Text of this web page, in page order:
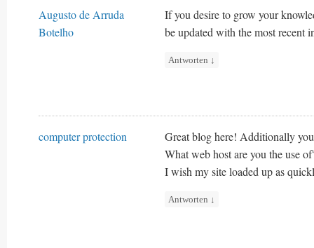
Augusto de Arruda
Botelho
If you desire to grow your
be updated with the most recent
Antworten ↓
computer protection
Great blog here! Additionally
What web host are you the use
I wish my site loaded up as
Antworten ↓